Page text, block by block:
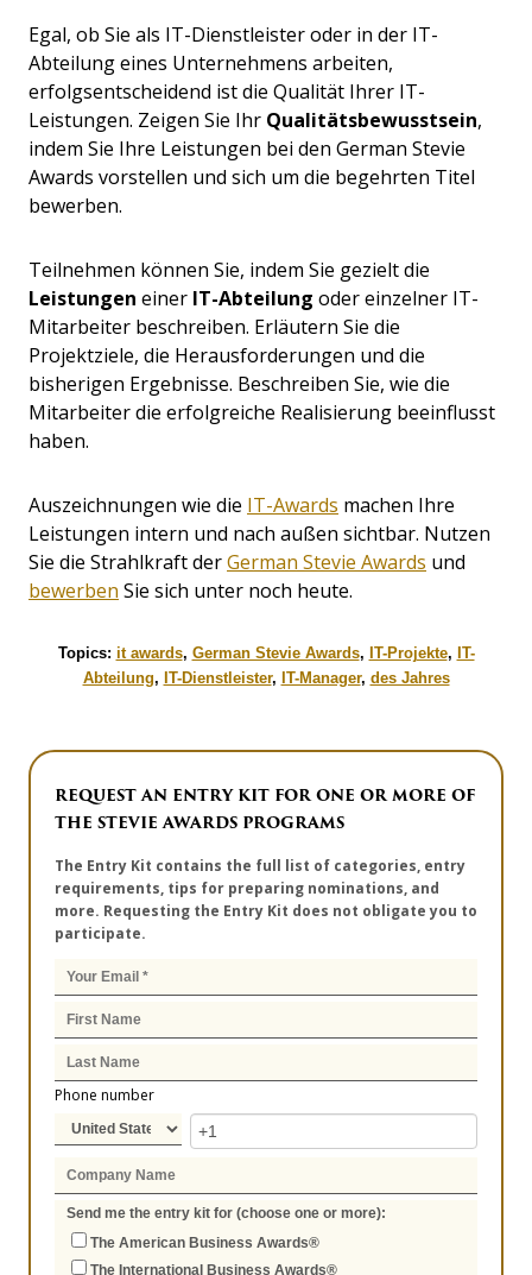
Egal, ob Sie als IT-Dienstleister oder in der IT-
Abteilung eines Unternehmens arbeiten,
erfolgsentscheidend ist die Qualität Ihrer IT-
Leistungen. Zeigen Sie Ihr Qualitätsbewusstsein,
indem Sie Ihre Leistungen bei den German Stevie
Awards vorstellen und sich um die begehrten Titel
bewerben.
Teilnehmen können Sie, indem Sie gezielt die
Leistungen einer IT-Abteilung oder einzelner IT-
Mitarbeiter beschreiben. Erläutern Sie die
Projektziele, die Herausforderungen und die
bisherigen Ergebnisse. Beschreiben Sie, wie die
Mitarbeiter die erfolgreiche Realisierung beeinflusst
haben.
Auszeichnungen wie die IT-Awards machen Ihre
Leistungen intern und nach außen sichtbar. Nutzen
Sie die Strahlkraft derGerman Stevie Awards und
bewerben Sie sich unter noch heute.
Topics: it awards, German Stevie Awards, IT-Projekte, IT-
Abteilung, IT-Dienstleister, IT-Manager, des Jahres
REQUEST AN ENTRY KIT FOR ONE OR MORE OF
THE STEVIE AWARDS PROGRAMS
The Entry Kit contains the full list of categories, entry
requirements, tips for preparing nominations, and
more. Requesting the Entry Kit does not obligate you to
participate.
Phone number
Send me the entry kit for (choose one or more):
The American Business Awards®
The International Business Awards®